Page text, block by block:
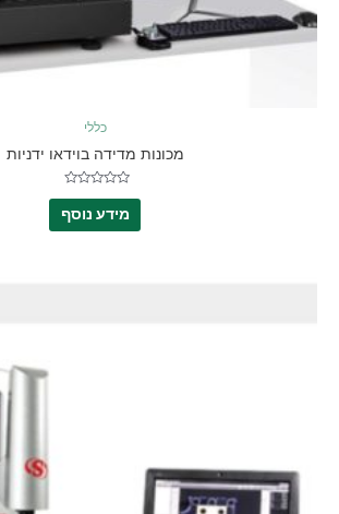
כללי
מכונות מדידה בוידאו ידניות
דורג
0
מתוך
5
מידע נוסף